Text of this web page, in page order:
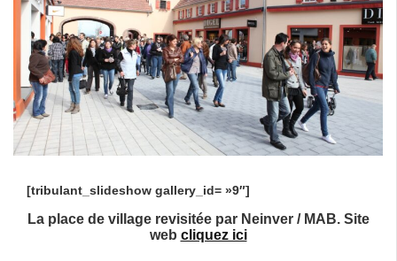
[tribulant_slideshow gallery_id= »9″]
La place de village revisitée par Neinver / MAB. Site
web cliquez ici